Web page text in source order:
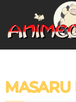
MASARU
Panneau de gestion des